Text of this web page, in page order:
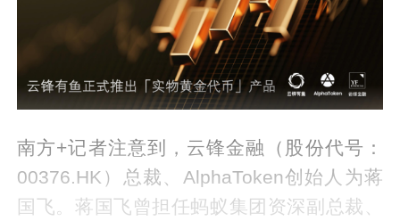
南方+记者注意到，云锋金融（股份代号：
00376.HK）总裁、AlphaToken创始人为蒋
国飞。蒋国飞曾担任蚂蚁集团资深副总裁、